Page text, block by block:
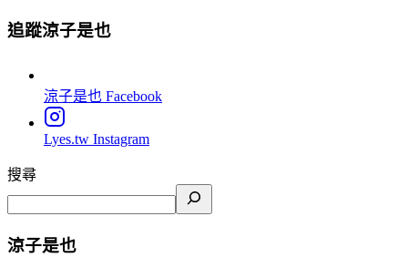
追蹤涼子是也
涼子是也 Facebook
Lyes.tw Instagram
搜尋
涼子是也